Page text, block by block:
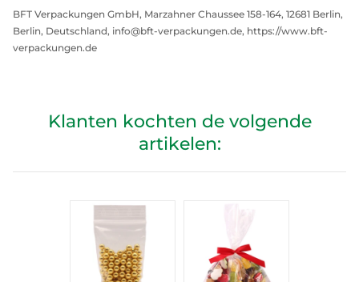
BFT Verpackungen GmbH, Marzahner Chaussee 158-164, 12681 Berlin,
Berlin, Deutschland, info@bft-verpackungen.de, https://www.bft-
verpackungen.de
Klanten kochten de volgende
artikelen: